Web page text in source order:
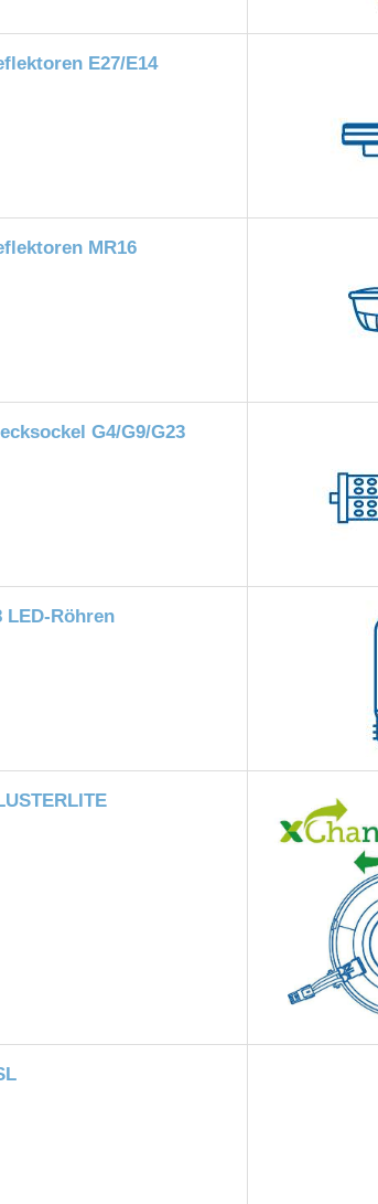
E27/E14
MR16
G4/G9/G23
LED-Röhren